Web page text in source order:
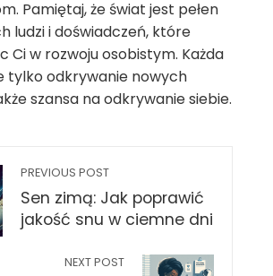
Pamiętaj, że świat jest pełen
ludzi i doświadczeń, które
Ci w rozwoju osobistym. Każda
tylko odkrywanie nowych
szansa na odkrywanie siebie.
PREVIOUS POST
Sen zimą: Jak poprawić
jakość snu w ciemne dni
NEXT POST